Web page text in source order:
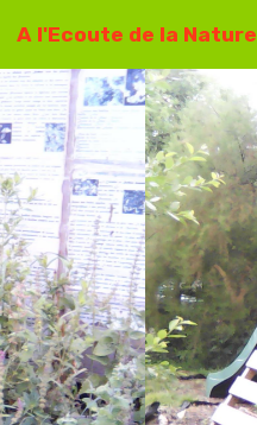
A l'Ecoute de la Nature